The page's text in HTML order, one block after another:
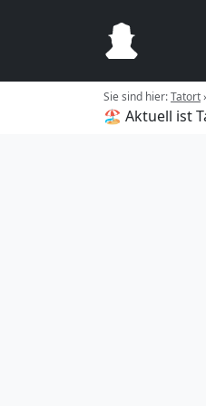
Sie sind hier:Tatort
🏖️ Aktuell ist